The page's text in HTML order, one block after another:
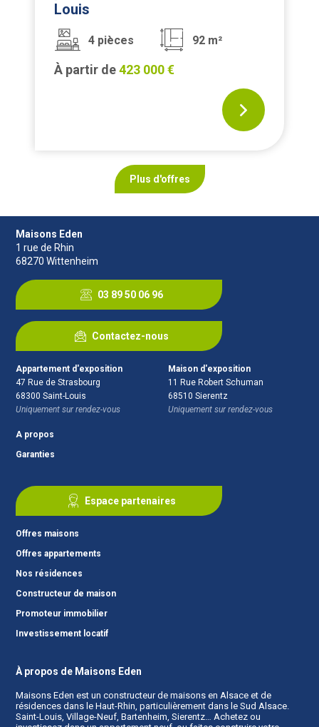
À partir de
Plus d'offres
Maisons Eden
1 rue de Rhin
68270 Wittenheim
03 89 50 06 96
Contactez-nous
Appartement d'exposition
47 Rue de Strasbourg
68300 Saint-Louis
Uniquement sur rendez-vous
Maison d'exposition
11 Rue Robert Schuman
68510 Sierentz
Uniquement sur rendez-vous
A propos
Garanties
Espace partenaires
Offres maisons
Offres appartements
Nos résidences
Constructeur de maison
Promoteur immobilier
Investissement locatif
À propos de Maisons Eden
Maisons Eden est un constructeur de maisons en Alsace et de
résidences dans le Haut-Rhin, particulièrement dans le Sud Alsace.
Saint-Louis, Village-Neuf, Bartenheim, Sierentz… Achetez ou